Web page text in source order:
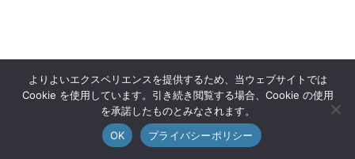
よりよいエクスペリエンスを提供するため、当ウェブサイトでは
Cookie を使用しています。引き続き閲覧する場合、Cookie の使用
を承諾したものとみなされます。
OK
プライバシーポリシー